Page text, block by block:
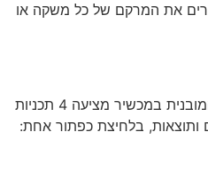
את המרקם של כל משקה או
טכנולוגיית Auto IQ System המובנית במכשיר מציעה 4 תכניות
ותוצאות, בלחיצת כפתור אחת: